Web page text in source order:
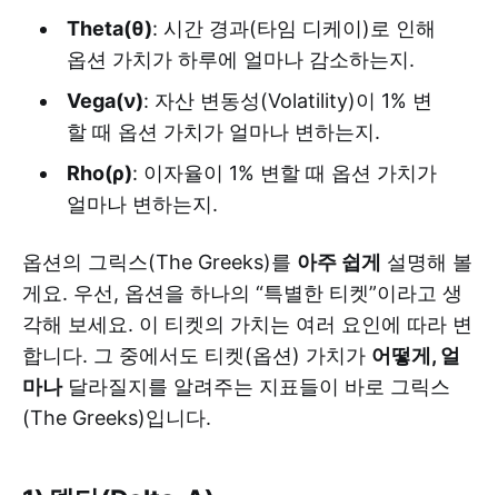
Theta(θ): 시간 경과(타임 디케이)로 인해
옵션 가치가 하루에 얼마나 감소하는지.
Vega(ν): 자산 변동성(Volatility)이 1% 변
할 때 옵션 가치가 얼마나 변하는지.
Rho(ρ): 이자율이 1% 변할 때 옵션 가치가
얼마나 변하는지.
옵션의 그릭스(The Greeks)를 아주 쉽게 설명해 볼
게요. 우선, 옵션을 하나의 “특별한 티켓”이라고 생
각해 보세요. 이 티켓의 가치는 여러 요인에 따라 변
합니다. 그 중에서도 티켓(옵션) 가치가 어떻게, 얼
마나달라질지를 알려주는 지표들이 바로 그릭스
(The Greeks)입니다.